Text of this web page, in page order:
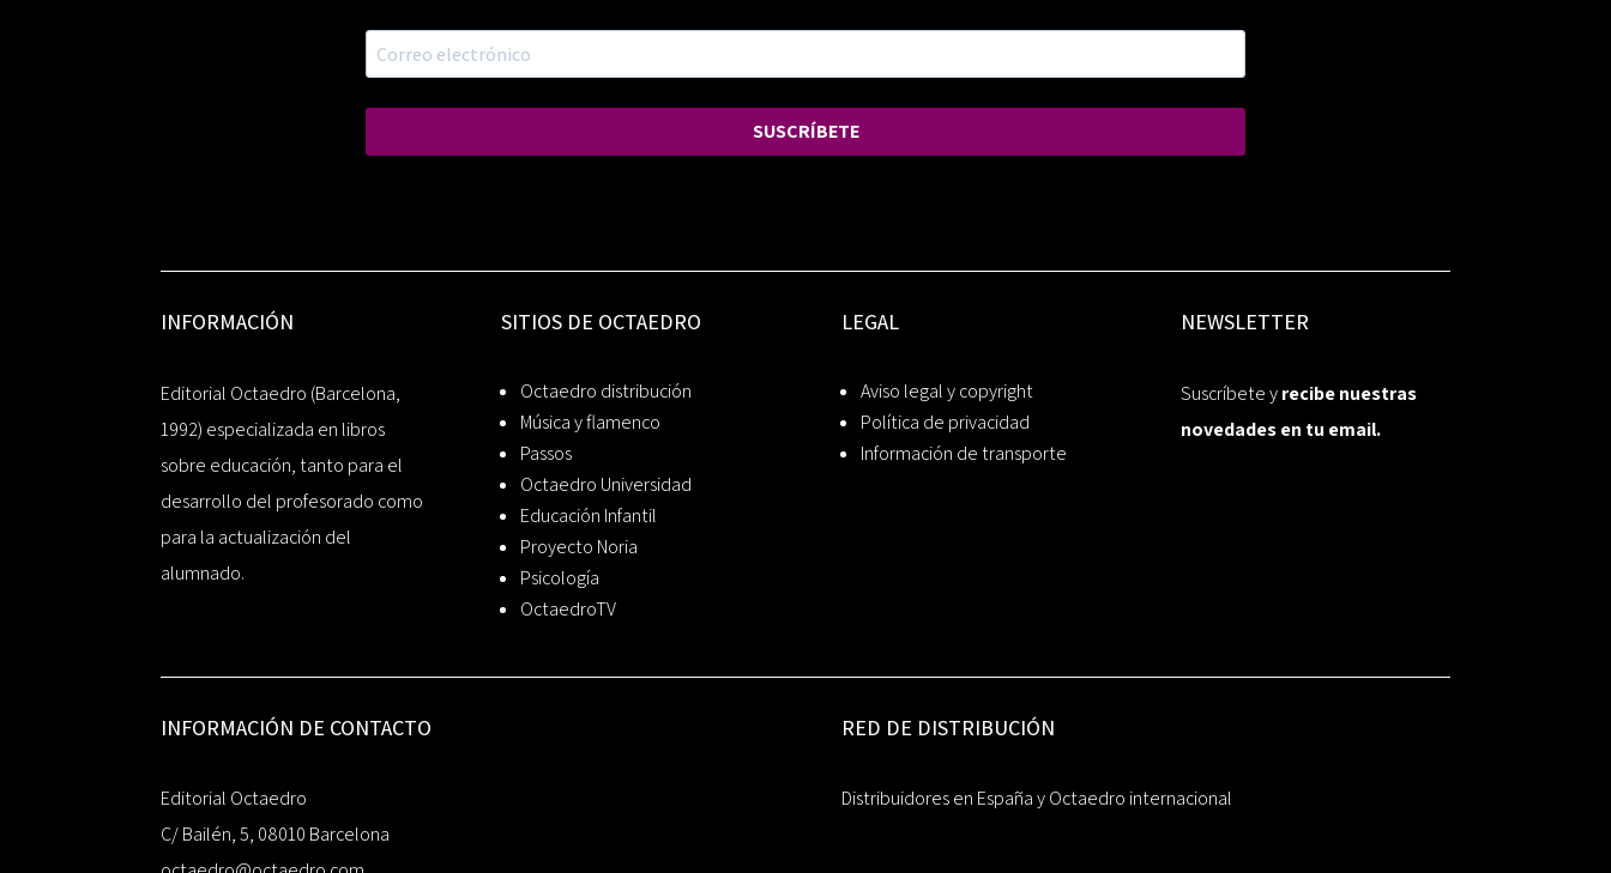
SUSCRÍBETE
INFORMACIÓN
Editorial Octaedro (Barcelona,
1992) especializada en libros
sobre educación, tanto para el
desarrollo del profesorado como
para la actualización del
alumnado.
SITIOS DE OCTAEDRO
Octaedro distribución
Música y flamenco
Passos
Octaedro Universidad
Educación Infantil
Proyecto Noria
Psicología
OctaedroTV
LEGAL
Aviso legal y copyright
Política de privacidad
Información de transporte
NEWSLETTER
Suscríbete yrecibe nuestras
novedades en tu email.
INFORMACIÓN DE CONTACTO
Editorial Octaedro
C/ Bailén, 5, 08010 Barcelona
RED DE DISTRIBUCIÓN
Distribuidores en España y Octaedro internacional